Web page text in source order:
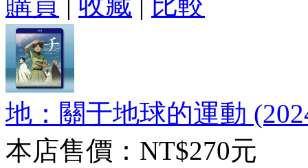
地：關于地球的運動
本店售價： NT$270元